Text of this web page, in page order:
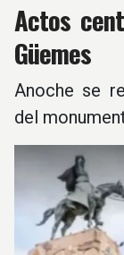
Actos
Güemes
Anoche se
del